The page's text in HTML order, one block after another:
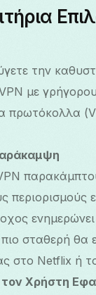
την
με
πρωτόκολλα
περιορισμούς
ενημερώνει
σταθερή θα
στο Netflix ή
τον Χρήστη